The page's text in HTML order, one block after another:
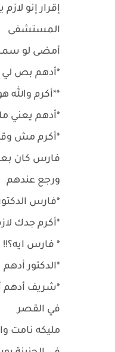
إقرار إنو
المستشفى
أمضى لو
*أدهم بص لي
**أكرم والله
*أدهم يعني
*أكرم مش
فارس كان
ورجع عندهم
*فارس
*أكرم جدك
* فارس ايه؟!!
*الدكتور
*شريف أدهم
في القصر
مليكه نامت